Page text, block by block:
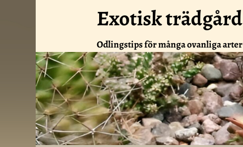
Exotisk trädgård
Odlingstips för många ovanliga arter